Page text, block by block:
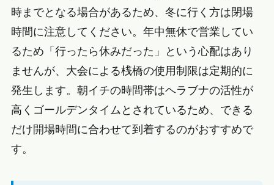
時までとなる場合があるため、冬に行く方は閉場
時間に注意してください。年中無休で営業してい
るため「行ったら休みだった」という心配はあり
ませんが、大会による桟橋の使用制限は定期的に
発生します。朝イチの時間帯はヘラブナの活性が
高くゴールデンタイムとされているため、できる
だけ開場時間に合わせて到着するのがおすすめで
す。